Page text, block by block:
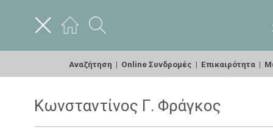
Αναζήτηση | Online Συνδρομές | Επικαιρότητα |
Κωνσταντίνος Γ. Φράγκος